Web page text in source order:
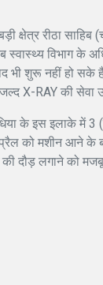
क्षेत्र रीठा
स्वास्थ्य विभाग के
भी शुरू नहीं हो
X-RAY की सेवा
के इस इलाके में
को मशीन आने
दौड़ लगाने को